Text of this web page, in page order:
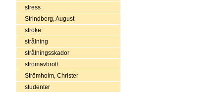
stress
Strindberg, August
stroke
strålning
strålningsskador
strömavbrott
Strömholm, Christer
studenter